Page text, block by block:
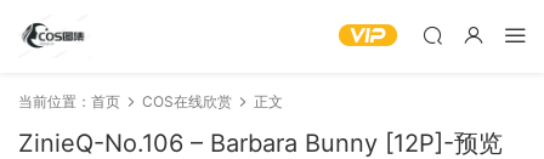
当前位置： 首页 COS在线欣赏 正文
ZinieQ-No.106 – Barbara Bunny [12P]-预览